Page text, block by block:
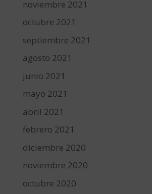
noviembre 2021
octubre 2021
septiembre 2021
agosto 2021
junio 2021
mayo 2021
abril 2021
febrero 2021
diciembre 2020
noviembre 2020
octubre 2020